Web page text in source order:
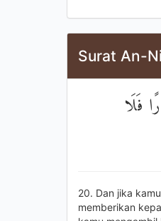
Surat An-
فَلَا
20. Dan jika
memberikan